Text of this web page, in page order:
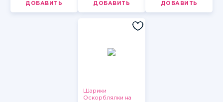
ДОБАВИТЬ ДОБАВИТЬ ДОБАВИТЬ
Шарики
Оскорблялки на